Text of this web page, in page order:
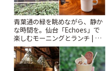
青葉通の緑を眺めながら、静か
な時間を。仙台「Echoes」で
楽しむモーニングとランチ | こ
とりっぷ